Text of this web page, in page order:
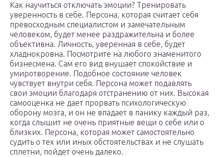
Как научиться отключать эмоции? Тренировать
уверенность в себе. Персона, которая считает себя
превосходным специалистом и замечательным
человеком, будет менее раздражительна и более
объективна. Личность, уверенная в себе, будет
хладнокровна. Посмотрите на любого знаменитого
бизнесмена. Сам его вид внушает спокойствие и
умиротворение. Подобное состояние человек
чувствует внутри себя. Персона может подавлять
свои эмоции благодаря отстранению от них. Высокая
самооценка не дает прорвать психологическую
оборону мозга, и он не впадает в панику каждый раз,
когда слышит не очень приятные вещи о себе или о
близких. Персона, которая может самостоятельно
судить о тех или иных обстоятельствах и не слушать
сплетни, пойдет очень далеко.